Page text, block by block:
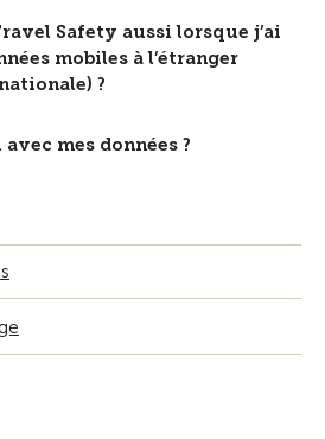
Safety aussi lorsque j’ai
mobiles à l’étranger
?
mes données ?